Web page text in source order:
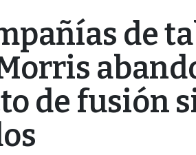
de
de fusión